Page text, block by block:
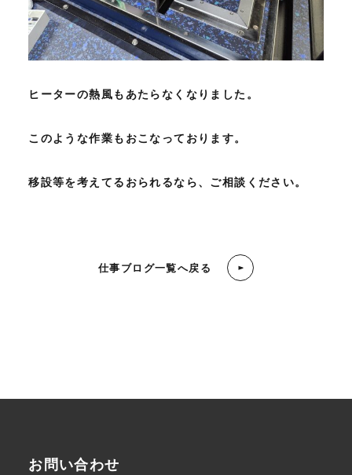
ヒーターの熱風もあたらなくなりました。
このような作業もおこなっております。
移設等を考えてるおられるなら、ご相談ください。
仕事ブログ一覧へ戻る
お問い合わせ